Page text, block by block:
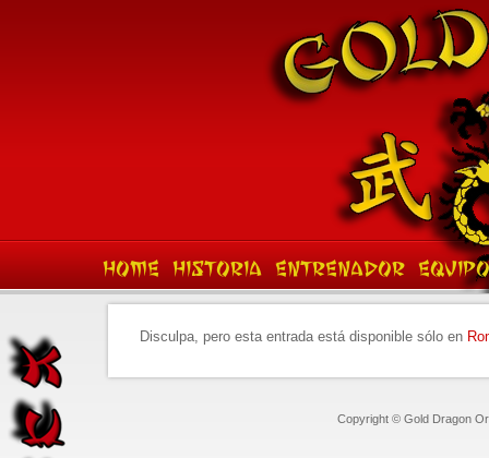
HOME HISTORIA ENTRENADOR EQUIPO
Disculpa, pero esta entrada está disponible sólo en
Copyright © Gold Dragon